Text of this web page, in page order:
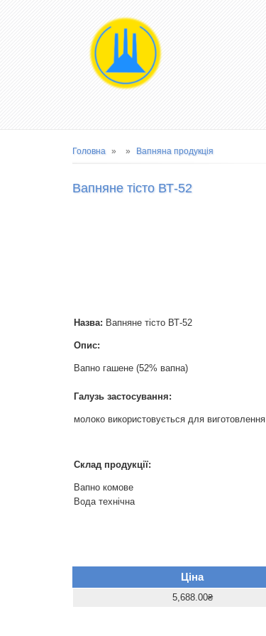
navigation
Рядок
Головна Вапняна продукція
Вапняне тісто ВТ-52
Назва: Вапняне тісто ВТ-52
Опис:
Вапно гашене (52% вапна)
Галузь застосування:
молоко використовується для виготовлення
Склад продукції:
Вапно комове
Вода технічна
Ціна
5,688.00₴